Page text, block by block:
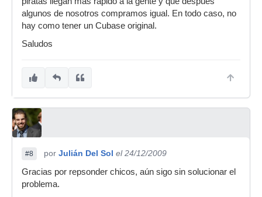
algunos de nosotros compramos igual. En todo caso, no
hay como tener un Cubase original.
Saludos
#8 por Julián Del Sol el 24/12/2009
Gracias por repsonder chicos, aún sigo sin solucionar el
problema.